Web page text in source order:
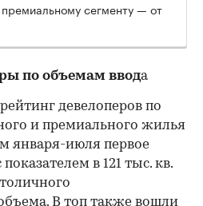
сегменту — от
по объемам ввода
девелоперов по
и премиального жилья
января-июля первое
в 121 тыс. кв.
В топ также вошли